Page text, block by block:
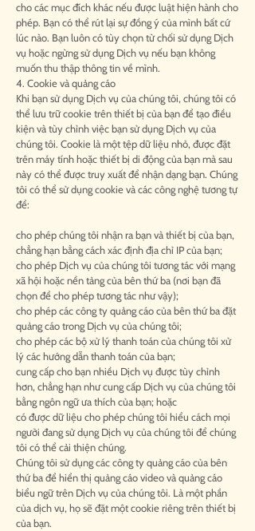
cho các mục đích khác nếu được luật hiện hành cho
phép. Bạn có thể rút lại sự đồng ý của mình bất cứ
lúc nào. Bạn luôn có tùy chọn từ chối sử dụng Dịch
vụ hoặc ngừng sử dụng Dịch vụ nếu bạn không
muốn thu thập thông tin về mình.
4. Cookie và quảng cáo
Khi bạn sử dụng Dịch vụ của chúng tôi, chúng tôi có
thể lưu trữ cookie trên thiết bị của bạn để tạo điều
kiện và tùy chỉnh việc bạn sử dụng Dịch vụ của
chúng tôi. Cookie là một tệp dữ liệu nhỏ, được đặt
trên máy tính hoặc thiết bị di động của bạn mà sau
này có thể được truy xuất để nhận dạng bạn. Chúng
tôi có thể sử dụng cookie và các công nghệ tương tự
để:
cho phép chúng tôi nhận ra bạn và thiết bị của bạn,
chẳng hạn bằng cách xác định địa chỉ IP của bạn;
cho phép Dịch vụ của chúng tôi tương tác với mạng
xã hội hoặc nền tảng của bên thứ ba (nơi bạn đã
chọn để cho phép tương tác như vậy);
cho phép các công ty quảng cáo của bên thứ ba đặt
quảng cáo trong Dịch vụ của chúng tôi;
cho phép các bộ xử lý thanh toán của chúng tôi xử
lý các hướng dẫn thanh toán của bạn;
cung cấp cho bạn nhiều Dịch vụ được tùy chỉnh
hơn, chẳng hạn như cung cấp Dịch vụ của chúng tôi
bằng ngôn ngữ ưa thích của bạn; hoặc
có được dữ liệu cho phép chúng tôi hiểu cách mọi
người đang sử dụng Dịch vụ của chúng tôi để chúng
tôi có thể cải thiện chúng.
Chúng tôi sử dụng các công ty quảng cáo của bên
thứ ba để hiển thị quảng cáo video và quảng cáo
biểu ngữ trên Dịch vụ của chúng tôi. Là một phần
của dịch vụ, họ sẽ đặt một cookie riêng trên thiết bị
của bạn.